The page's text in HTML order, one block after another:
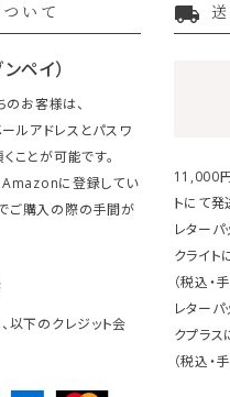
いて
ペイ）
お客様は、
ルアドレスとパスワ
ことが可能です。
Amazonに登録してい
ご購入の際の手間が
以下のクレジット会
local_shipping
11,000
トにて発
レターパ
クライ
（税込・
レター
クプラ
（税込・